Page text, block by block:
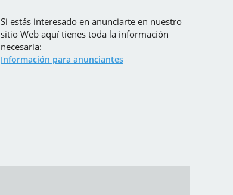
Si estás interesado en anunciarte en nuestro
sitio Web aquí tienes toda la información
necesaria:
Información para anunciantes